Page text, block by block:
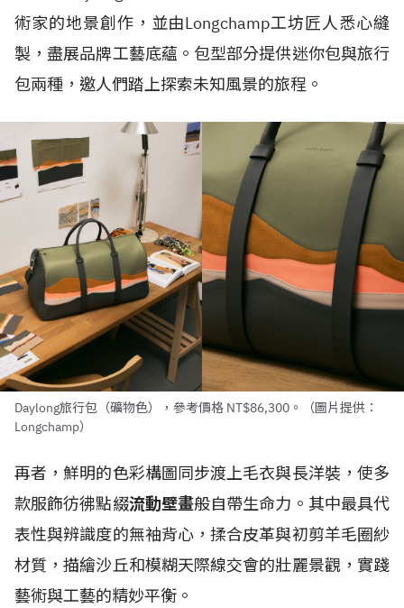
術家的地景創作，並由Longchamp工坊匠人悉心縫
製，盡展品牌工藝底蘊。包型部分提供迷你包與旅行
包兩種，邀人們踏上探索未知風景的旅程。
Daylong旅行包（礦物色），參考價格 NT$86,300。（圖片提供：
Longchamp）
再者，鮮明的色彩構圖同步渡上毛衣與長洋裝，使多
款服飾彷彿點綴流動壁畫般自帶生命力。其中最具代
表性與辨識度的無袖背心，揉合皮革與初剪羊毛圈紗
材質，描繪沙丘和模糊天際線交會的壯麗景觀，實踐
藝術與工藝的精妙平衡。